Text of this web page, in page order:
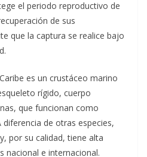
el periodo reproductivo de
de sus
que la captura se realice bajo
es un crustáceo marino
rígido, cuerpo
que funcionan como
de otras especies,
por su calidad, tiene alta
nacional e internacional.